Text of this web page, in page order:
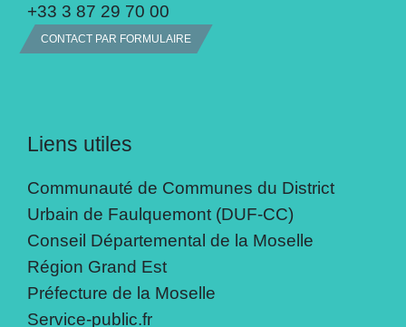
+33 3 87 29 70 00
CONTACT PAR FORMULAIRE
Liens utiles
Communauté de Communes du District
Urbain de Faulquemont (DUF-CC)
Conseil Départemental de la Moselle
Région Grand Est
Préfecture de la Moselle
Service-public.fr